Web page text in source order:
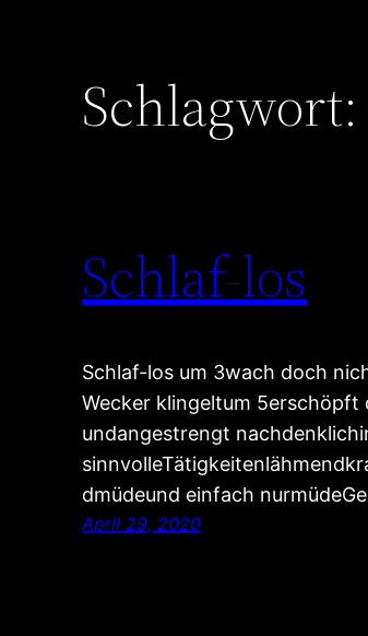
Schlagwort:
Schlaf-los
Schlaf-los um 3wach doch
Wecker klingeltum
undangestrengt
dmüdeund einfach
April 29, 2020